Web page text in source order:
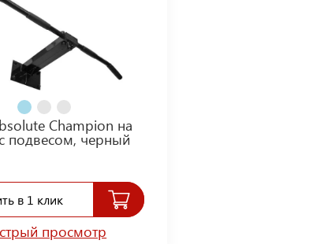
Champion на
подвесом, черный
в 1 клик
просмотр